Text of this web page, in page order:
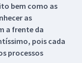
bem como as
as
a frente da
pois cada
processos